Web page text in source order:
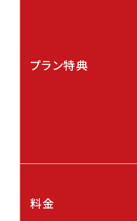
プラン特典
料金